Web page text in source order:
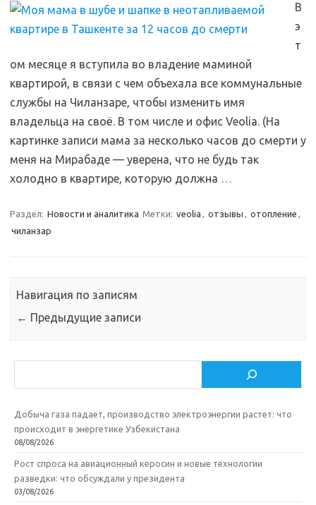
В
э
т
ом месяце я вступила во владение маминой
квартирой, в связи с чем объехала все коммунальные
службы на Чиланзаре, чтобы изменить имя
владельца на своё. В том числе и офис Veolia. (На
картинке записи мама за несколько часов до смерти у
меня на Мирабаде — уверена, что не будь так
холодно в квартире, которую должна …
Раздел: Новости и аналитика Метки: veolia , отзывы , отопление ,
чиланзар
Навигация по записям
← Предыдущие записи
Добыча газа падает, производство электроэнергии растет: что
происходит в энергетике Узбекистана
08/08/2026
Рост спроса на авиационный керосин и новые технологии
разведки: что обсуждали у президента
03/08/2026